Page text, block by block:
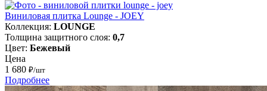
Виниловая плитка Lounge - JOEY
Коллекция: LOUNGE
Толщина защитного слоя: 0,7
Цвет: Бежевый
Цена
1 680 ₽/шт
Подробнее